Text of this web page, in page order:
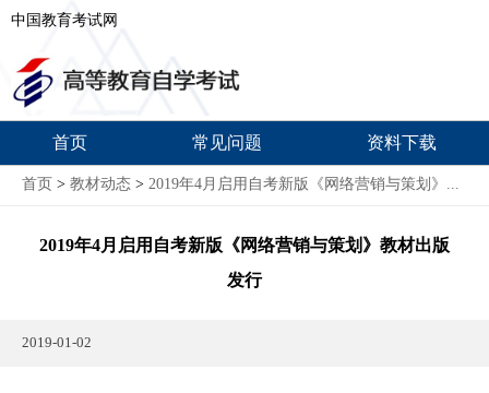
中国教育考试网
首页 常见问题 资料下载
首页 > 教材动态 > 2019年4月启用自考新版《网络营销与策划》...
2019年4月启用自考新版《网络营销与策划》教材出版
发行
2019-01-02